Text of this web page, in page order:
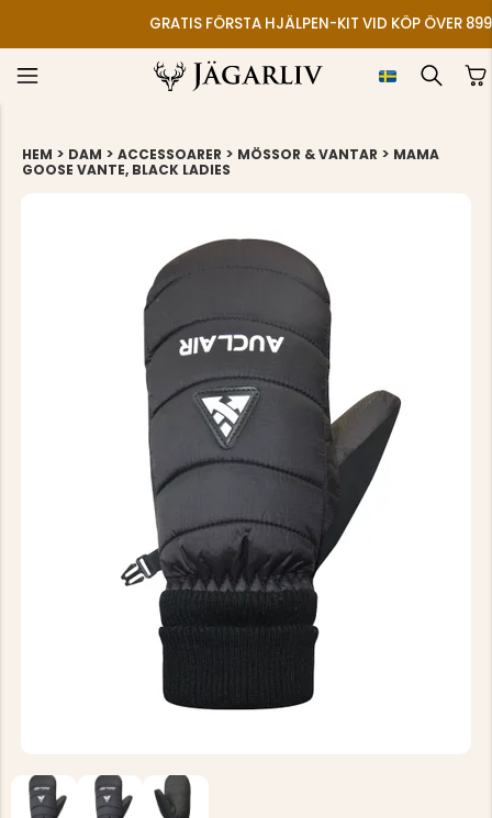
GRATIS FÖRSTA HJÄLPEN-KIT VID KÖP ÖVER
HEM > DAM > ACCESSOARER > MÖSSOR & VANTAR > MAMA
GOOSE VANTE, BLACK LADIES